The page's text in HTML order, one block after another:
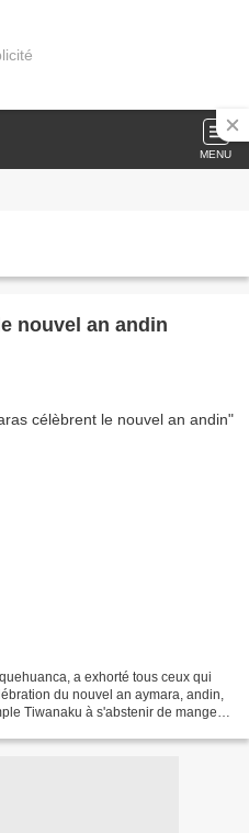
MENU
nouvel an andin
a exhorté tous ceux qui
du nouvel an aymara, andin,
Tiwanaku à s'abstenir de manger